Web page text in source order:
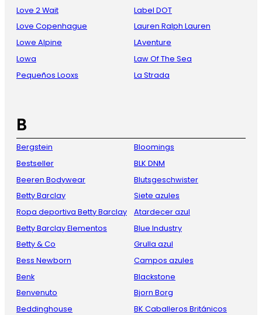
Love 2 Wait
Love Copenhague
Lowe Alpine
Lowa
Pequeños Looxs
Label DOT
Lauren Ralph Lauren
LAventure
Law Of The Sea
La Strada
B
Bergstein
Bestseller
Beeren Bodywear
Betty Barclay
Ropa deportiva Betty Barclay
Betty Barclay Elementos
Betty & Co
Bess Newborn
Benk
Benvenuto
Beddinghouse
Bloomings
BLK DNM
Blutsgeschwister
Siete azules
Atardecer azul
Blue Industry
Grulla azul
Campos azules
Blackstone
Bjorn Borg
BK Caballeros Británicos